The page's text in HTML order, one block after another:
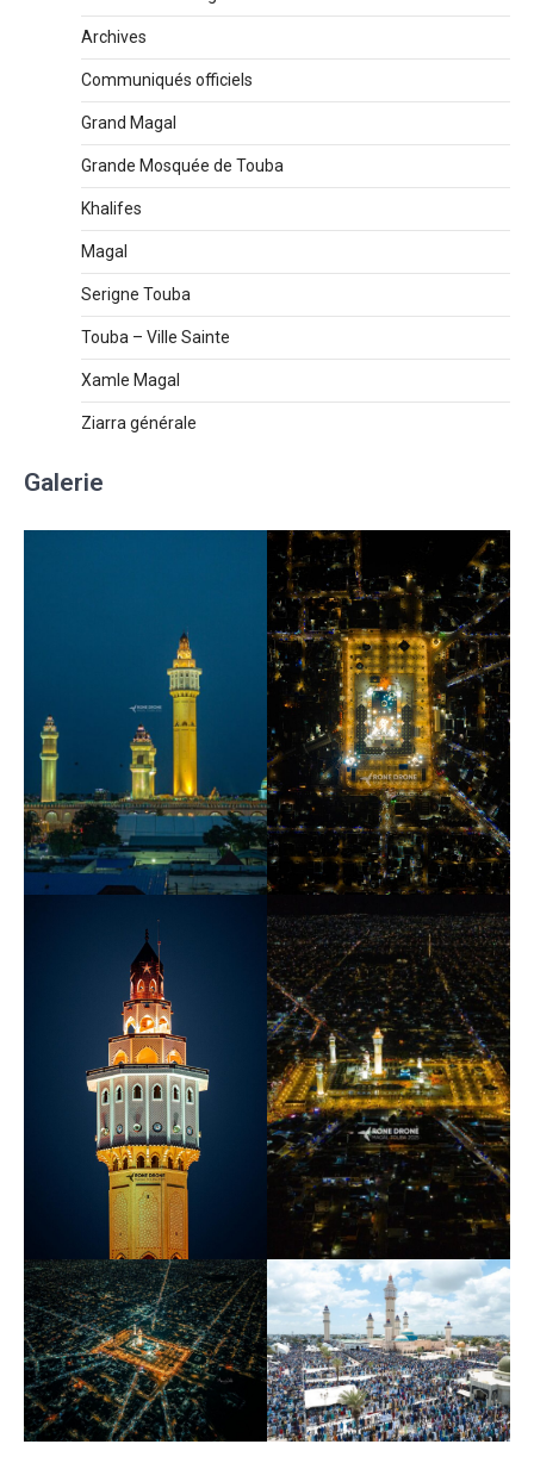
Archives
Communiqués officiels
Grand Magal
Grande Mosquée de Touba
Khalifes
Magal
Serigne Touba
Touba – Ville Sainte
Xamle Magal
Ziarra générale
Galerie